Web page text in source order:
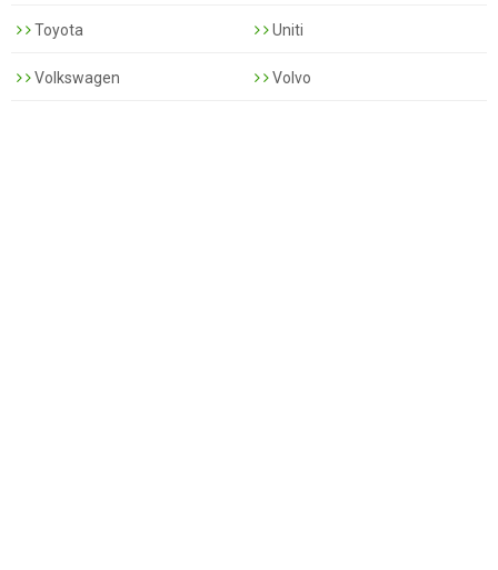
Toyota Uniti
Volkswagen Volvo